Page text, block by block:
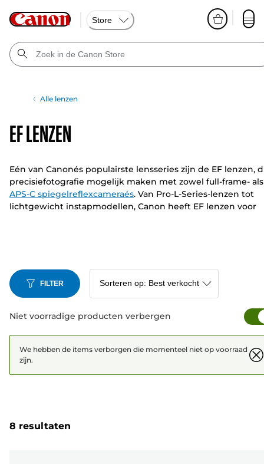
Store
Alle lenzen
EF Lenzen
Eén van Canonés populairste lensseries zijn de EF lenzen,
precisiefotografie mogelijk maken met zowel full-frame- als
APS-C spiegelreflexcameraés. Van Pro-L-Series-lenzen tot
lichtgewicht instapmodellen, Canon heeft EF lenzen voor
FILTER
Niet voorradige producten verbergen
We hebben de items verborgen die momenteel niet op voorraad
zijn.
8 resultaten